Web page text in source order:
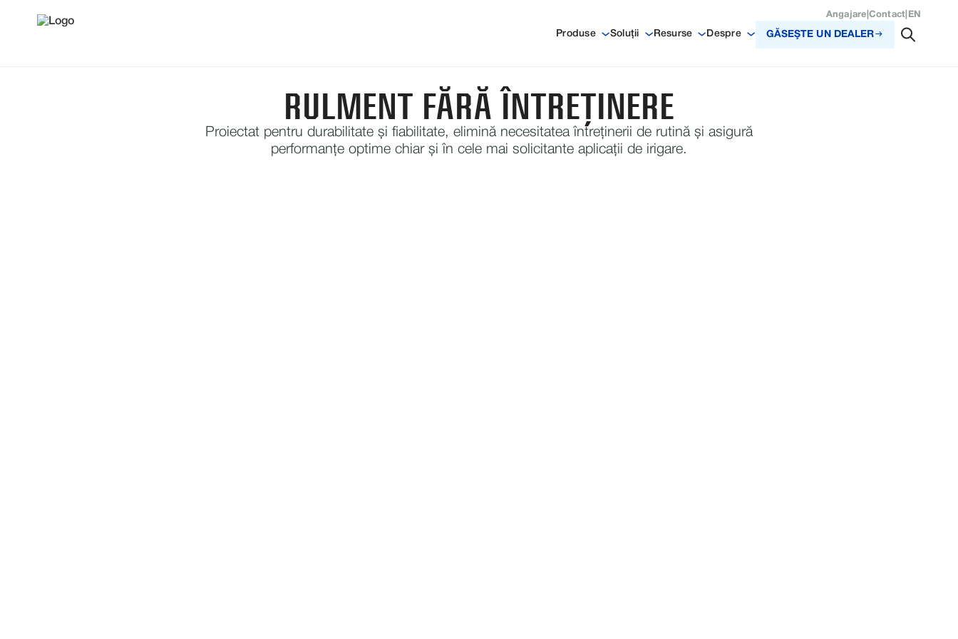
Angajare Contact EN
Produse Soluții Resurse Despre GĂSEŞTE UN DEALER
RULMENT FĂRĂ ÎNTREȚINERE
Proiectat pentru durabilitate și fiabilitate, elimină necesitatea întreținerii de rutină și asigură
performanțe optime chiar și în cele mai solicitante aplicații de irigare.